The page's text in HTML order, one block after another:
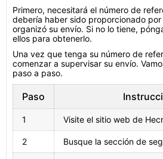
Primero, necesitará el número de
debería haber sido proporcionado
organizó su envío. Si no lo tiene,
ellos para obtenerlo.
Una vez que tenga su número de
comenzar a supervisar su envío.
paso a paso.
Paso
1 Visite el sitio web de
2 Busque la sección de